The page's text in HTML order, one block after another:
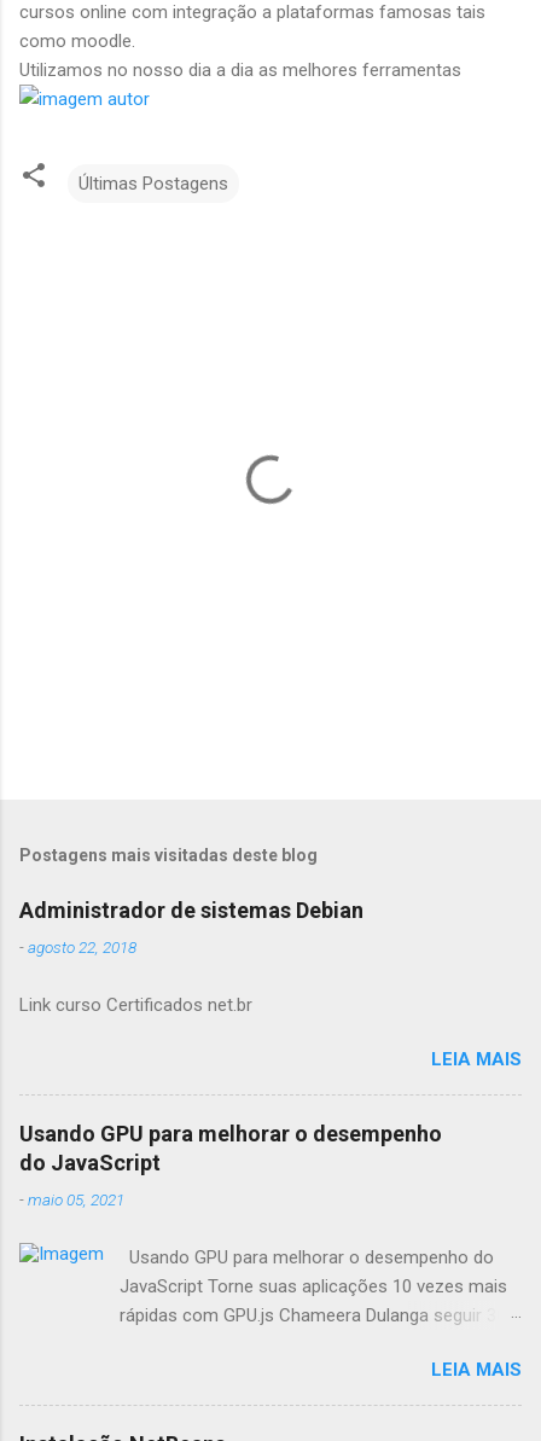
cursos online com integração a plataformas famosas tais
como moodle.
Utilizamos no nosso dia a dia as melhores ferramentas
Últimas Postagens
Postagens mais visitadas deste blog
Administrador de sistemas Debian
-agosto 22, 2018
Link curso Certificados net.br
LEIA MAIS
Usando GPU para melhorar o desempenho
do JavaScript
-maio 05, 2021
Usando GPU para melhorar o desempenho do
JavaScript Torne suas aplicações 10 vezes mais
rápidas com GPU.js Chameera Dulanga seguir 30
oportunidades para melhorar o desempenho da
aplicação. Quando se trata de aplicações web,
LEIA MAIS